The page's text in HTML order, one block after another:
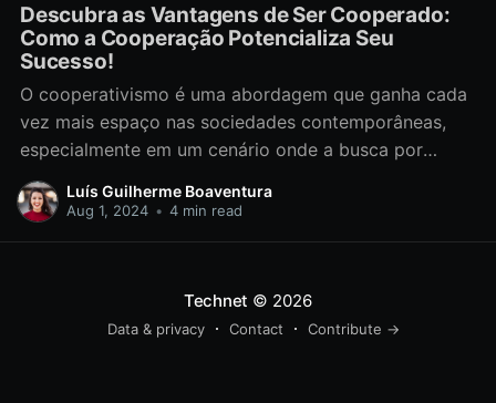
Descubra as Vantagens de Ser Cooperado:
Como a Cooperação Potencializa Seu
Sucesso!
O cooperativismo é uma abordagem que ganha cada
vez mais espaço nas sociedades contemporâneas,
especialmente em um cenário onde a busca por
alternativas sustentáveis e solidárias se faz
necessária. Ser cooperado proporciona uma série de
Luís Guilherme Boaventura
Aug 1, 2024 • 4 min read
Technet © 2026
Data & privacy Contact Contribute →